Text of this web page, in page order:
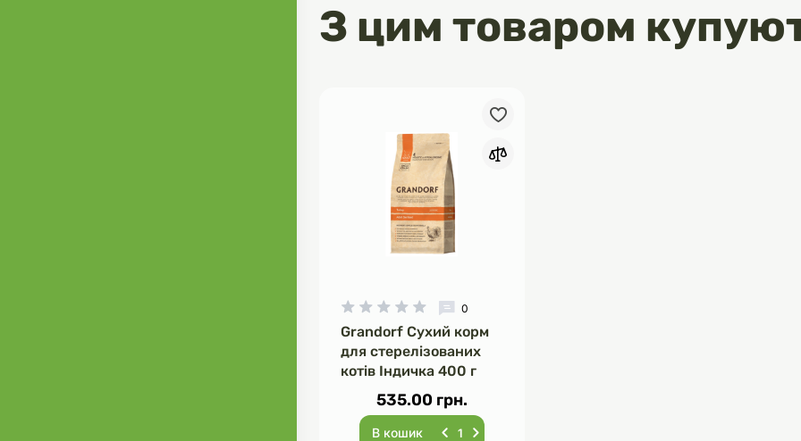
Добавка L-карнітину – для підтримки здорової
ваги
Без зерна та глютену
СПІРІТ для різноманітного харчування вашого
З цим товаром
0
Grandorf Сухий корм
для стерелізованих
котів Індичка 400 г
535.00 грн.
В кошик